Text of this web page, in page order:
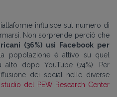
influisce sul numero di
Non sorprende perciò che
(36%) usi Facebook per
popolazione è attivo su quel
dopo YouTube (74%). Per
dei social nelle diverse
studio del PEW Research Center